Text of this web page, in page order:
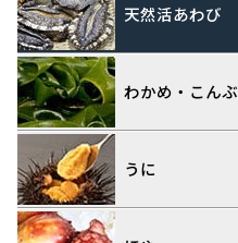
天然活あわび
わかめ・こんぶ
うに